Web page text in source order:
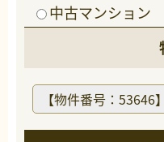
中古マンション